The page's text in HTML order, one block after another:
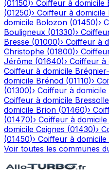
(01150)› Coiffeur à domicile
(01250)› Coiffeur à domicile
domicile Bolozon (01450)›
Bouligneux (01330)›
Bresse (01000)› Coiffeur à
Christophe (01800)›
Jérôme (01640)› Coiffeur à
Coiffeur à domicile
domicile Brénod (01110)›
(01300)› Coiffeur à domicile
Coiffeur à domicile
domicile Brion (01460)›
(01470)› Coiffeur à domicile
domicile Ceignes (01430)›
(01450)› Coiffeur à domicile
Voir toutes les communes